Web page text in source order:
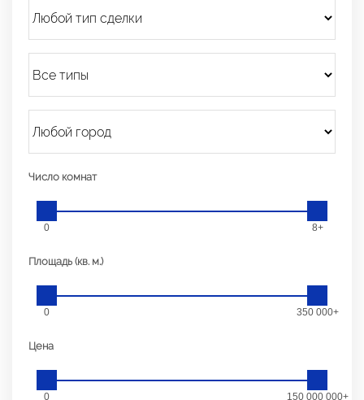
Число комнат
0 8+
Площадь (кв. м.)
0 350 000+
Цена
0 150 000 000+